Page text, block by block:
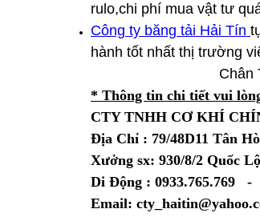
rulo,chi phí mua vật tư
Công ty băng tải Hải Tín
hành tốt nhất thị trường
Chân
* Thông tin chi tiết vui
CTY TNHH CƠ KHÍ
Địa Chỉ : 79/48D11 Tân
Xưởng sx: 930/8/2 Quốc
Di Động : 0933.765.769 -
Email: